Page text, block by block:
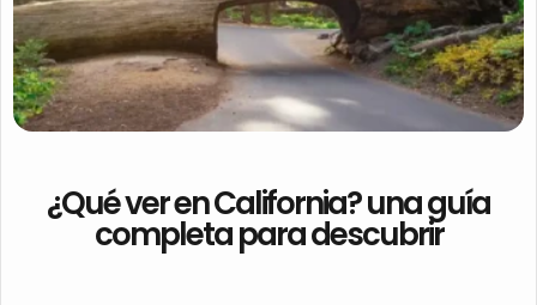
¿Qué ver en California? una guía
completa para descubrir